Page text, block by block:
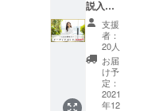
人への
ギフト
として
などぜ
ひご活
用下さ
い♡
駅に集
合
10:30
ふじあ
やより
ご挨拶
11:00
セルフ
ふじあ
や直筆
サイン
入り。
を国内
配送に
限りお
送りい
説入
り】オ
リジナ
ルオー
ディオ
ブック
〜書籍
朗読＆
解説オ
支援
者：
20人
お届
け予
定：
2021
年12